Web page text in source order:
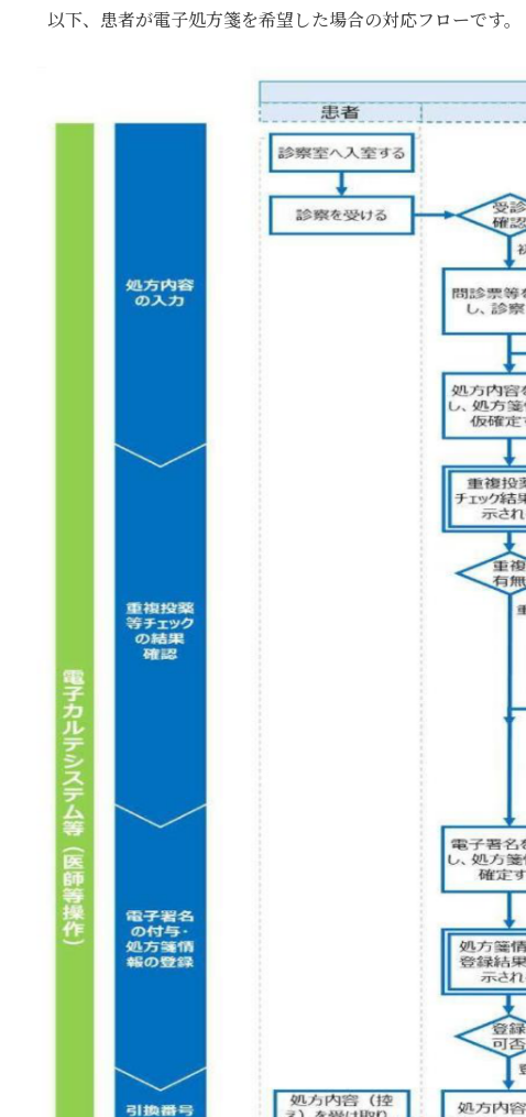
以下、患者が電子処方箋を希望した場合の対応フローです。